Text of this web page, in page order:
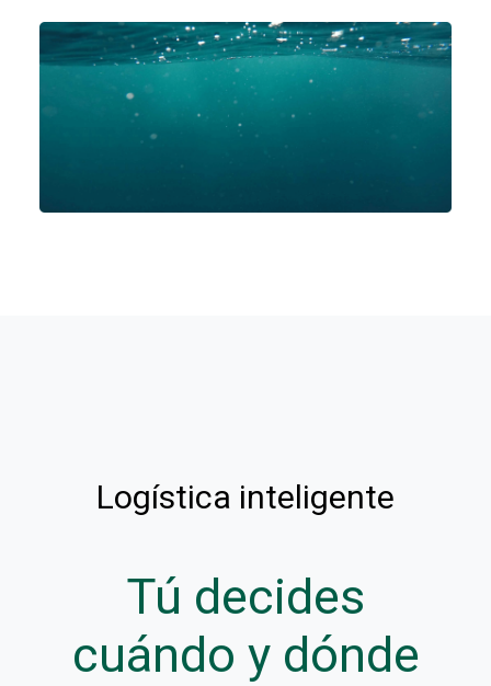
Logística inteligente
Tú decides
cuándo y dónde